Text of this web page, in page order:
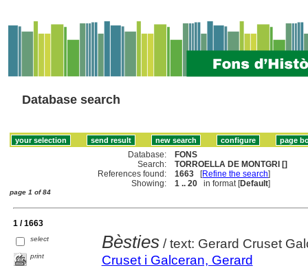
Database search
Database:
FONS
Search:
TORROELLA DE MONTGRI []
References found:
1663 [Refine the search]
Showing:
1 .. 20 in format [Default]
page 1 of 84
1 / 1663
select
print
Bèsties/ text: Gerard Cruset
Cruset i Galceran, Gerard